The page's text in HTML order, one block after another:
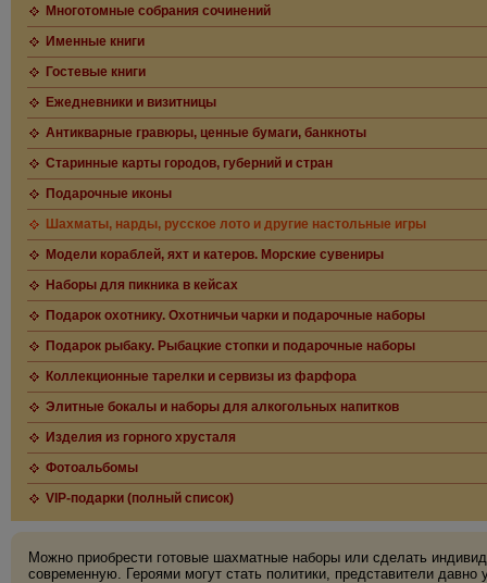
Многотомные собрания сочинений
Именные книги
Гостевые книги
Ежедневники и визитницы
Антикварные гравюры, ценные бумаги, банкноты
Старинные карты городов, губерний и стран
Подарочные иконы
Шахматы, нарды, русское лото и другие настольные игры
Модели кораблей, яхт и катеров. Морские сувениры
Наборы для пикника в кейсах
Подарок охотнику. Охотничьи чарки и подарочные наборы
Подарок рыбаку. Рыбацкие стопки и подарочные наборы
Коллекционные тарелки и сервизы из фарфора
Элитные бокалы и наборы для алкогольных напитков
Изделия из горного хрусталя
Фотоальбомы
VIP-подарки (полный список)
Можно приобрести готовые шахматные наборы или сделать
современную. Героями могут стать политики, представители